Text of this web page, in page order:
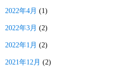
2022年4月 (1)
2022年3月 (2)
2022年1月 (2)
2021年12月 (2)